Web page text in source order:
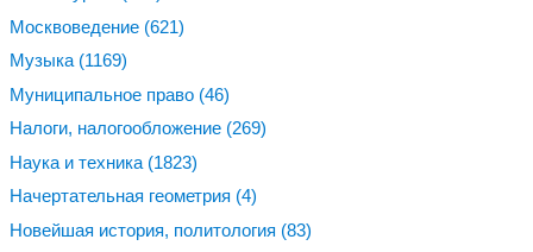
Москвоведение (621)
Музыка (1169)
Муниципальное право (46)
Налоги, налогообложение (269)
Наука и техника (1823)
Начертательная геометрия (4)
Новейшая история, политология (83)